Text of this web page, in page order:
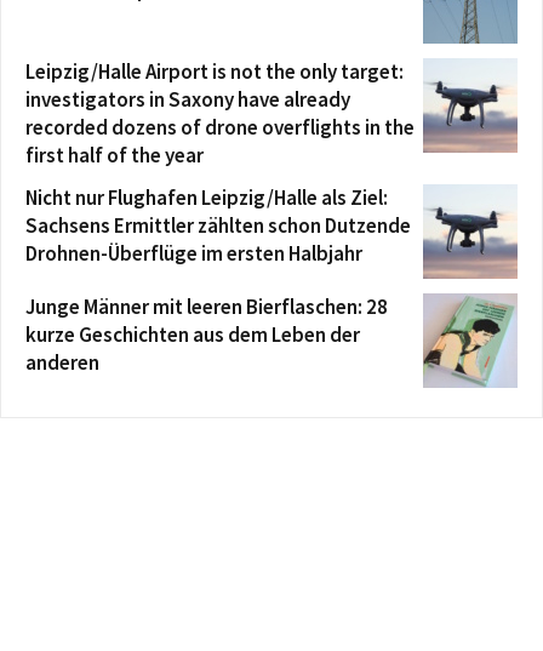
Leipzig/Halle Airport is not the only target:
investigators in Saxony have already
recorded dozens of drone overflights in the
first half of the year
Nicht nur Flughafen Leipzig/Halle als Ziel:
Sachsens Ermittler zählten schon Dutzende
Drohnen-Überflüge im ersten Halbjahr
Junge Männer mit leeren Bierflaschen: 28
kurze Geschichten aus dem Leben der
anderen